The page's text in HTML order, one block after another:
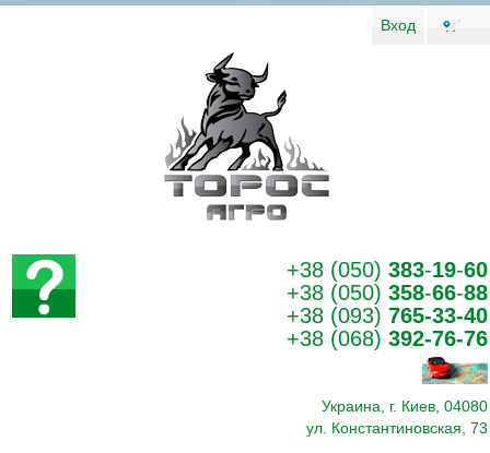
Вход
+38 (050) 383-19-60
+38 (050) 358-66-88
+38 (093) 765-33-40
+38 (068) 392-76-76
Украина, г. Киев, 04080
ул. Константиновская, 73